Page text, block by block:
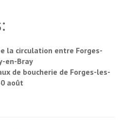
la circulation entre Forges-
en-Bray
de boucherie de Forges-les-
août